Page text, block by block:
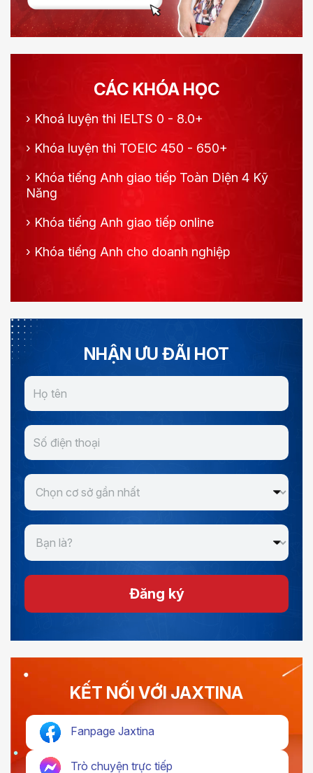
CÁC KHÓA HỌC
› Khoá luyện thi IELTS 0 - 8.0+
› Khóa luyện thi TOEIC 450 - 650+
› Khóa tiếng Anh giao tiếp Toàn Diện 4 Kỹ
Năng
› Khóa tiếng Anh giao tiếp online
› Khóa tiếng Anh cho doanh nghiệp
NHẬN ƯU ĐÃI HOT
Đăng ký
KẾT NỐI VỚI JAXTINA
Fanpage Jaxtina
Trò chuyện trực tiếp